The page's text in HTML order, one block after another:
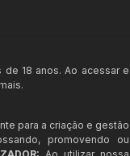
18 anos. Ao acessar e
para a criação e gestão
promovendo ou